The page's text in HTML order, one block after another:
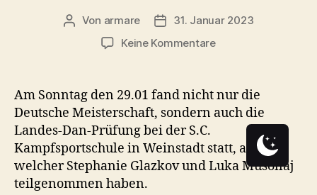
Beitragsautor
Von armare Beitragsdatum
31. Januar 2023
Keine Kommentarezu
Weinstadt
Am Sonntag den 29.01 fand nicht nur die
Deutsche Meisterschaft, sondern auch die
Landes-Dan-Prüfung bei der S.C.
Kampfsportschule in Weinstadt statt, an
welcher Stephanie Glazkov und Luka Musollaj
teilgenommen haben.